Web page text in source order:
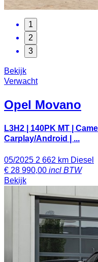
1
2
3
Bekijk
Verwacht
Opel Movano
L3H2 | 140PK MT |
Carplay/Android | ...
05/2025 2 662 km Diesel
€ 28 990,00 incl BTW
Bekijk